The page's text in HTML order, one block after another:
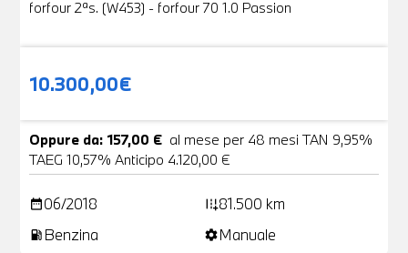
forfour 2ªs. (W453) - forfour 70 1.0 Passion
10.300,00€
Oppure da: 157,00 € al mese per 48 mesi TAN 9,95%
TAEG 10,57% Anticipo 4.120,00 €
date_range06/2018 add_road81.500 km
local_gas_station Benzina settingsManuale